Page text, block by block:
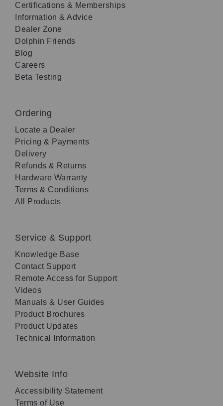
Certifications & Memberships
Information & Advice
Dealer Zone
Dolphin Friends
Blog
Careers
Beta Testing
Ordering
Locate a Dealer
Pricing & Payments
Delivery
Refunds & Returns
Hardware Warranty
Terms & Conditions
All Products
Service & Support
Knowledge Base
Contact Support
Remote Access for Support
Videos
Manuals & User Guides
Product Brochures
Product Updates
Technical Information
Website Info
Accessibility Statement
Terms of Use